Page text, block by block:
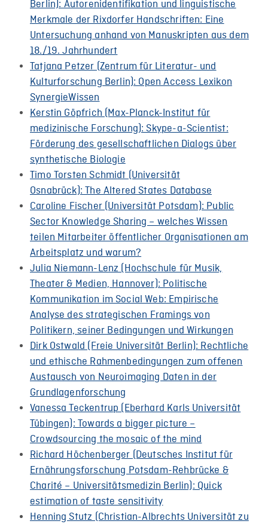
Berlin): Autorenidentifikation und linguistische
Merkmale der Rixdorfer Handschriften: Eine
Untersuchung anhand von Manuskripten aus dem
18./19. Jahrhundert
Tatjana Petzer (Zentrum für Literatur- und
Kulturforschung Berlin): Open Access Lexikon
SynergieWissen
Kerstin Göpfrich (Max-Planck-Institut für
medizinische Forschung): Skype-a-Scientist:
Förderung des gesellschaftlichen Dialogs über
synthetische Biologie
Timo Torsten Schmidt (Universität
Osnabrück): The Altered States Database
Caroline Fischer (Universität Potsdam): Public
Sector Knowledge Sharing – welches Wissen
teilen Mitarbeiter öffentlicher Organisationen am
Arbeitsplatz und warum?
Julia Niemann-Lenz (Hochschule für Musik,
Theater & Medien, Hannover): Politische
Kommunikation im Social Web: Empirische
Analyse des strategischen Framings von
Politikern, seiner Bedingungen und Wirkungen
Dirk Ostwald (Freie Universität Berlin): Rechtliche
und ethische Rahmenbedingungen zum offenen
Austausch von Neuroimaging Daten in der
Grundlagenforschung
Vanessa Teckentrup (Eberhard Karls Universität
Tübingen): Towards a bigger picture –
Crowdsourcing the mosaic of the mind
Richard Höchenberger (Deutsches Institut für
Ernährungsforschung Potsdam-Rehbrücke &
Charité – Universitätsmedizin Berlin): Quick
estimation of taste sensitivity
Henning Stutz (Christian-Albrechts Universität zu